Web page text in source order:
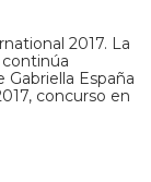
2017. La
España
concurso en